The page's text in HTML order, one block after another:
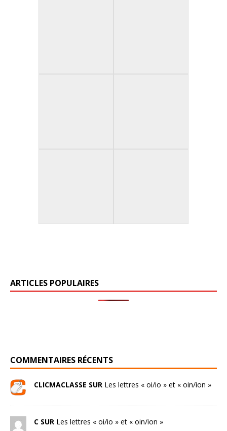
ARTICLES POPULAIRES
COMMENTAIRES RÉCENTS
CLICMACLASSE SUR Les lettres « oi/io » et « oin/ion »
C SUR Les lettres « oi/io » et « oin/ion »